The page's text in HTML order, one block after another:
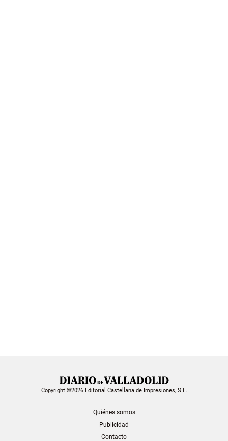
Copyright ©2026 Editorial Castellana de Impresiones, S.L.
Quiénes somos
Publicidad
Contacto